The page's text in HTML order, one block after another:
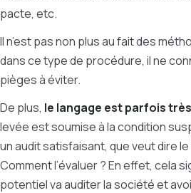
pacte, etc.
Il n’est pas non plus au fait des
dans ce type de procédure, il ne
pièges à éviter.
De plus, le langage est parfois
levée est soumise à la condition
un audit satisfaisant, que veut dire
Comment l’évaluer ? En effet, cela
potentiel va auditer la société et